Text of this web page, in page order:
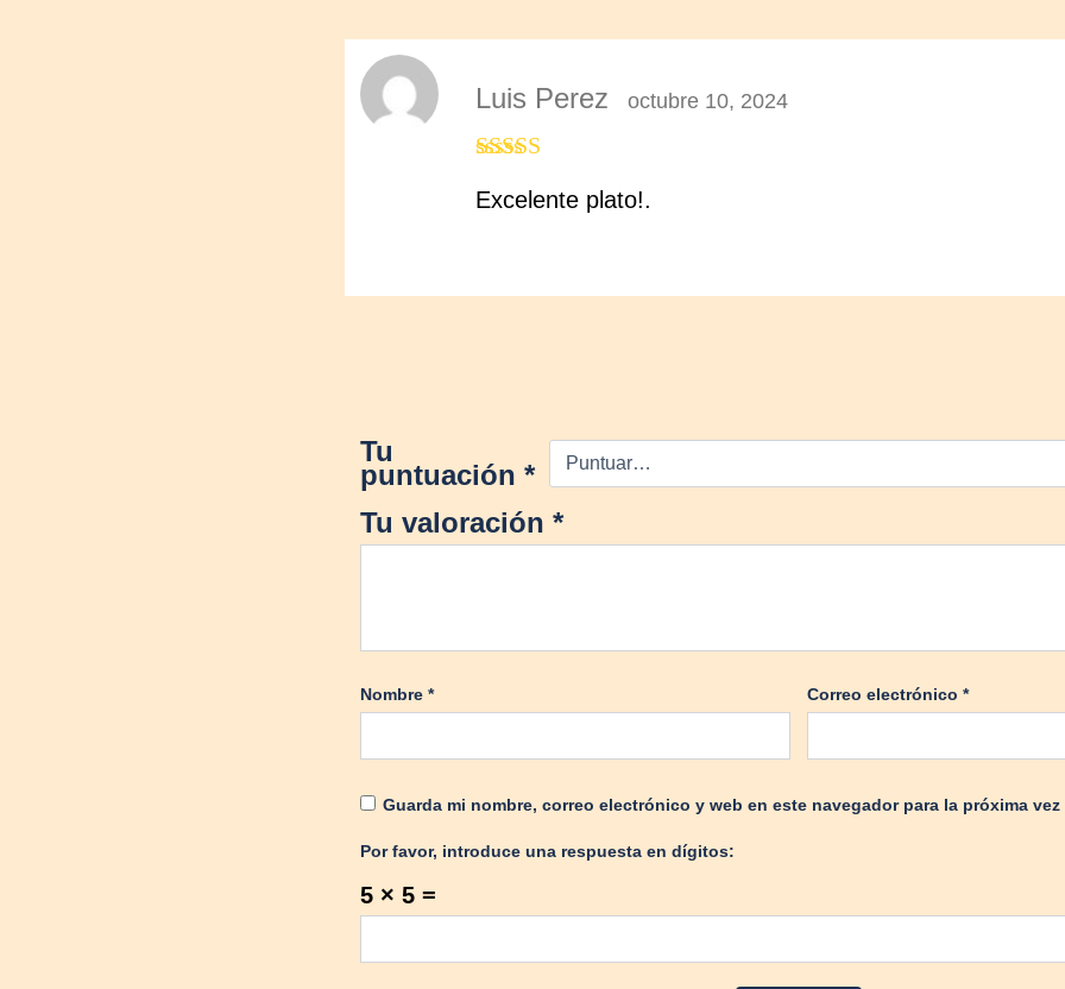
5de 5
Luis Perez octubre 10, 2024
Excelente plato!.
Tu
puntuación*
Tu valoración*
Nombre* Correo electrónico*
Guarda mi nombre, correo electrónico y web en este navegador para la próxima vez
Por favor, introduce una respuesta en dígitos:
5 × 5 =